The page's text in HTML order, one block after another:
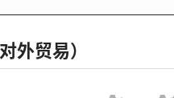
外贸易）